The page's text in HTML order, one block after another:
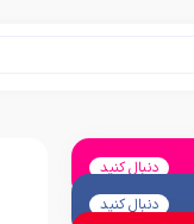
دنبال کنید
دنبال کنید